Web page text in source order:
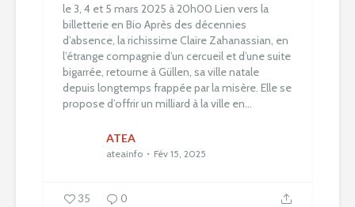
le 3, 4 et 5 mars 2025 à 20h00 Lien vers la
billetterie en Bio Après des décennies
d’absence, la richissime Claire Zahanassian, en
l’étrange compagnie d’un cercueil et d’une suite
bigarrée, retourne à Güllen, sa ville natale
depuis longtemps frappée par la misère. Elle se
propose d’offrir un milliard à la ville en...
ATEA
ateainfo Fév 15, 2025
35 0